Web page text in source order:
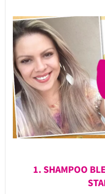
1. SHAMPOO